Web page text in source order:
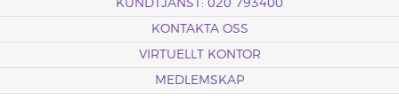
KUNDTJÄNST: 020 793400
KONTAKTA OSS
VIRTUELLT KONTOR
MEDLEMSKAP